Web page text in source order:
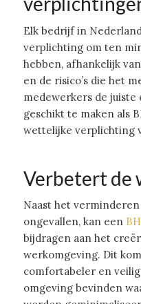
Elk bedrijf in
verplichting om ten
hebben, afhankelijk
en de risico’s die het
medewerkers de
geschikt te maken als
wettelijke verplichting
Verbetert de
Naast het verminderen
ongevallen, kan een
bijdragen aan het
werkomgeving. Dit
comfortabeler en
omgeving bevinden